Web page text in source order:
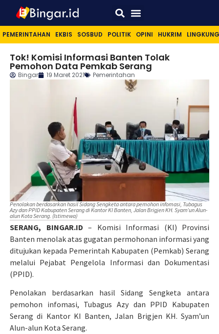
PEMERINTAHAN EKBIS SOSBUD POLITIK OPINI HUKRIM
Tok! Komisi Informasi Banten Tolak
Pemohon Data Pemkab Serang
Bingar 19 Maret 2021 Pemerintahan
Penolakan berdasarkan hasil Sidang Sengketa antara pemohon infomasi, Tubagus
Azy dan PPID Kabupaten Serang di Kantor KI Banten, Jalan Brigjen KH. Syam’un Alun-
alun Kota Serang. (Istimewa)
SERANG, BINGAR.ID – Komisi Informasi (KI) Provinsi
Banten menolak atas gugatan permohonan informasi yang
ditujukan kepada Pemerintah Kabupaten (Pemkab) Serang
melalui Pejabat Pengelola Informasi dan Dokumentasi
(PPID).
Penolakan berdasarkan hasil Sidang Sengketa antara
pemohon infomasi, Tubagus Azy dan PPID Kabupaten
Serang di Kantor KI Banten, Jalan Brigjen KH. Syam’un
Alun-alun Kota Serang.